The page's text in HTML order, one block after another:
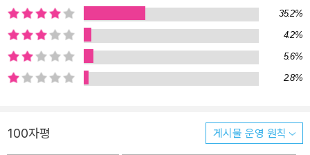
작 중요한 ‘생각하는 법’에 대해선 무지하며 소홀하다. 사실 책이나 학
교가 ‘생각하는 법’을 직접적으로 가르쳐 주지는 않는다. 생각하는 법
즉 생각의 기술은 지식과는 약간 다른 것이기에 단순하게 접근하여서
는 얻을 수 없는 것이다. 일상적인 의미에서 공부를 한다는 것은 ‘생각
하는 법’을 깨달은 사람들이 만들어 낸 창조물, 즉 지식을 익히는 과정
것이 어렵게 느껴진다. 심지어 그런 것들은 천재들의 전유물이라고
생각하기도 한다. 그러나 타고나면서부터 천재적 재능을 보이는 경우
35.2%
4.2%
5.6%
2.8%
100자평 게시물 운영 원칙